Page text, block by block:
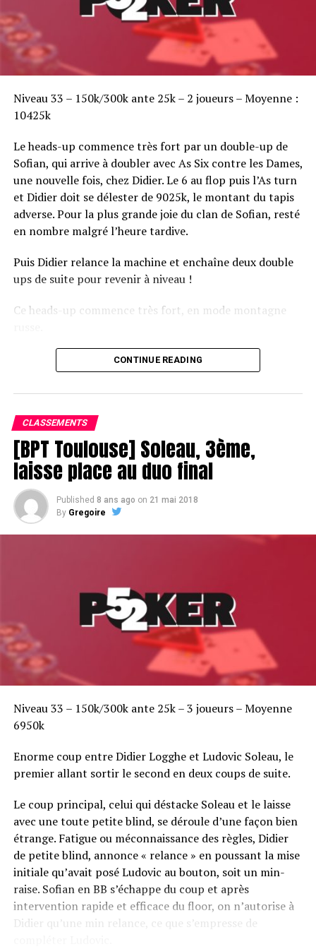
Niveau 33 – 150k/300k ante 25k – 2 joueurs – Moyenne :
10425k
Le heads-up commence très fort par un double-up de
Sofian, qui arrive à doubler avec As Six contre les Dames,
une nouvelle fois, chez Didier. Le 6 au flop puis l’As turn
et Didier doit se délester de 9025k, le montant du tapis
adverse. Pour la plus grande joie du clan de Sofian, resté
en nombre malgré l’heure tardive.
Puis Didier relance la machine et enchaîne deux double
ups de suite pour revenir à niveau !
Ce heads-up commence très fort, en mode montagne
Le champagne va réchauffer si les deux finalistes ne se décident pas !
CONTINUE READING
CLASSEMENTS
[BPT Toulouse] Soleau, 3ème,
laisse place au duo final
Published 8 ans ago on 21 mai 2018
By Gregoire
Niveau 33 – 150k/300k ante 25k – 3 joueurs – Moyenne
6950k
Enorme coup entre Didier Logghe et Ludovic Soleau, le
premier allant sortir le second en deux coups de suite.
Le coup principal, celui qui déstacke Soleau et le laisse
avec une toute petite blind, se déroule d’une façon bien
étrange. Fatigue ou méconnaissance des règles, Didier
de petite blind, annonce « relance » en poussant la mise
initiale qu’avait posé Ludovic au bouton, soit un min-
raise. Sofian en BB s’échappe du coup et après
intervention rapide et efficace du floor, on n’autorise à
Didier qu’une min relance, ce que s’empresse de